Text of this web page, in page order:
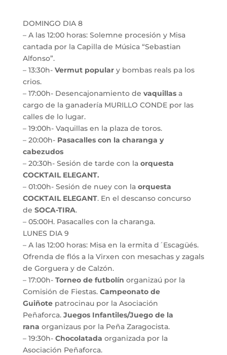
DOMINGO DIA 8
– A las 12:00 horas: Solemne procesión y Misa
cantada por la Capilla de Música “Sebastian
Alfonso”.
– 13:30h- Vermut populary bombas reals pa los
crios.
– 17:00h- Desencajonamiento de vaquillasa
cargo de la ganadería MURILLO CONDE por las
calles de lo lugar.
– 19:00h- Vaquillas en la plaza de toros.
– 20:00h- Pasacalles con la charanga y
cabezudos
– 20:30h- Sesión de tarde con laorquesta
COCKTAIL ELEGANT.
– 01:00h- Sesión de nuey con la orquesta
COCKTAIL ELEGANT. En el descanso concurso
de SOCA-TIRA.
– 05:00H. Pasacalles con la charanga.
LUNES DIA 9
– A las 12:00 horas: Misa en la ermita d´Escagüés.
Ofrenda de flós a la Virxen con mesachas y zagals
de Gorguera y de Calzón.
– 17:00h- Torneo de futbolín organizaú por la
Comisión de Fiestas. Campeonato de
Guiñotepatrocinau por la Asociación
Peñaforca. Juegos Infantiles/Juego de la
rana organizaus por la Peña Zaragocista.
– 19:30h- Chocolatada organizada por la
Asociación Peñaforca.